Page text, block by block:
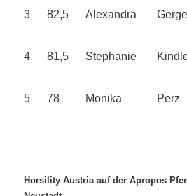
3 82,5 Alexandra
4 81,5 Stephanie
5 78 Monika Perz
Horsility Austria auf der Apropos